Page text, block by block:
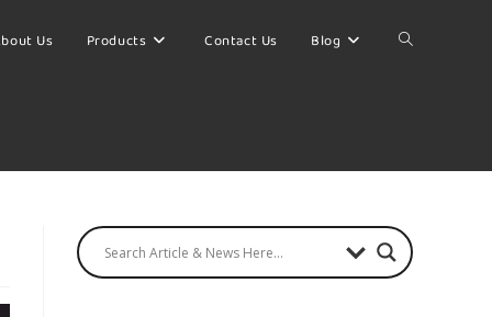
Us Products Contact Us Blog